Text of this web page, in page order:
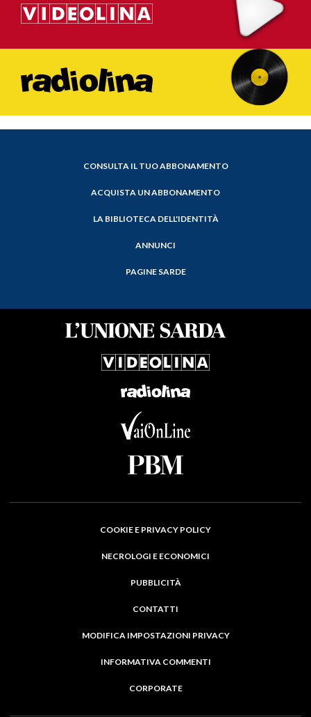
CONSULTA IL TUO ABBONAMENTO
ACQUISTA UN ABBONAMENTO
LA BIBLIOTECA DELL'IDENTITÀ
ANNUNCI
PAGINE SARDE
COOKIE E PRIVACY POLICY
NECROLOGI E ECONOMICI
PUBBLICITÀ
CONTATTI
MODIFICA IMPOSTAZIONI PRIVACY
INFORMATIVA COMMENTI
CORPORATE